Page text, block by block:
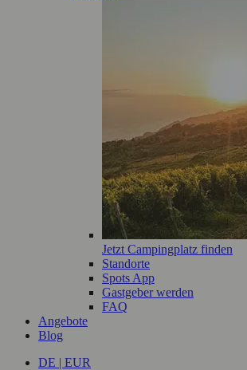
Jetzt Campingplatz finden
Standorte
Spots App
Gastgeber werden
FAQ
Angebote
Blog
DE | EUR